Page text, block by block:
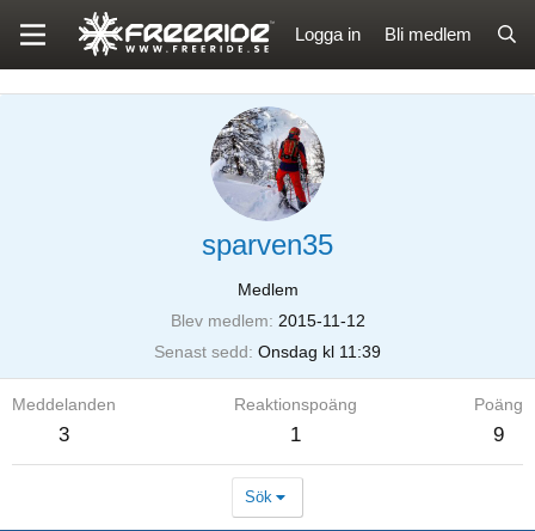
Logga in Bli medlem
sparven35
Medlem
Blev medlem
2015-11-12
Senast sedd Onsdag kl 11:39
Meddelanden
3
Reaktionspoäng
1
Poäng
9
Sök